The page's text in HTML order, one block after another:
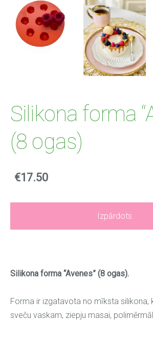
Silikona forma
(8 ogas)
€17.50
Izpārdots
Silikona forma “Avenes” (8 ogas).
Forma ir izgatavota no mīksta silikona,
sveču vaskam, ziepju masai,